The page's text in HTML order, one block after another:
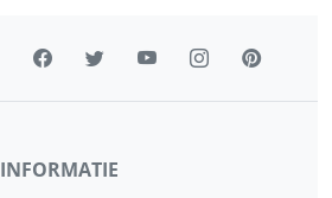
INFORMATIE